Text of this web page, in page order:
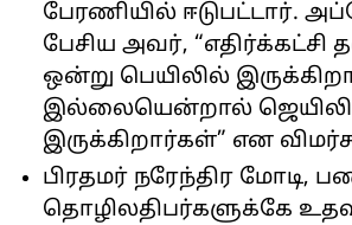
பேரணியில் ஈடுபட்டார்.
பேசிய அவர்,
ஒன்று பெயிலில்
இல்லையென்றால்
இருக்கிறார்கள்” என
பிரதமர் நரேந்திர மோடி,
தொழிலதிபர்களுக்கே